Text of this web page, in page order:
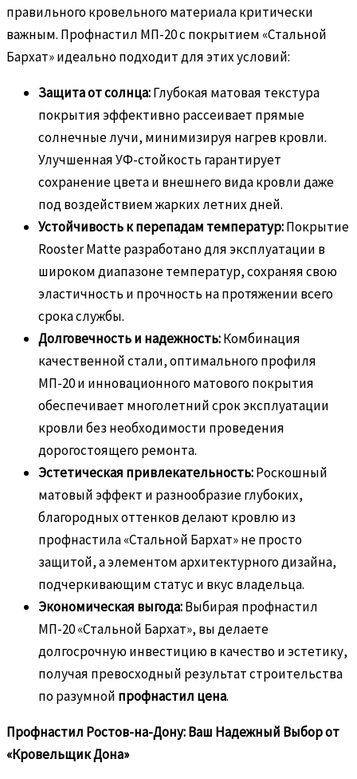
правильного кровельного материала критически
важным. Профнастил МП-20 с покрытием «Стальной
Бархат» идеально подходит для этих условий:
Защита от солнца:Глубокая матовая текстура
покрытия эффективно рассеивает прямые
солнечные лучи, минимизируя нагрев кровли.
Улучшенная УФ-стойкость гарантирует
сохранение цвета и внешнего вида кровли даже
под воздействием жарких летних дней.
Устойчивость к перепадам температур:Покрытие
Rooster Matte разработано для эксплуатации в
широком диапазоне температур, сохраняя свою
эластичность и прочность на протяжении всего
срока службы.
Долговечность и надежность:Комбинация
качественной стали, оптимального профиля
МП-20 и инновационного матового покрытия
обеспечивает многолетний срок эксплуатации
кровли без необходимости проведения
дорогостоящего ремонта.
Эстетическая привлекательность:Роскошный
матовый эффект и разнообразие глубоких,
благородных оттенков делают кровлю из
профнастила «Стальной Бархат» не просто
защитой, а элементом архитектурного дизайна,
подчеркивающим статус и вкус владельца.
Экономическая выгода:Выбирая профнастил
МП-20 «Стальной Бархат», вы делаете
долгосрочную инвестицию в качество и эстетику,
получая превосходный результат строительства
по разумной профнастил цена.
Профнастил Ростов-на-Дону: Ваш Надежный Выбор от
«Кровельщик Дона»